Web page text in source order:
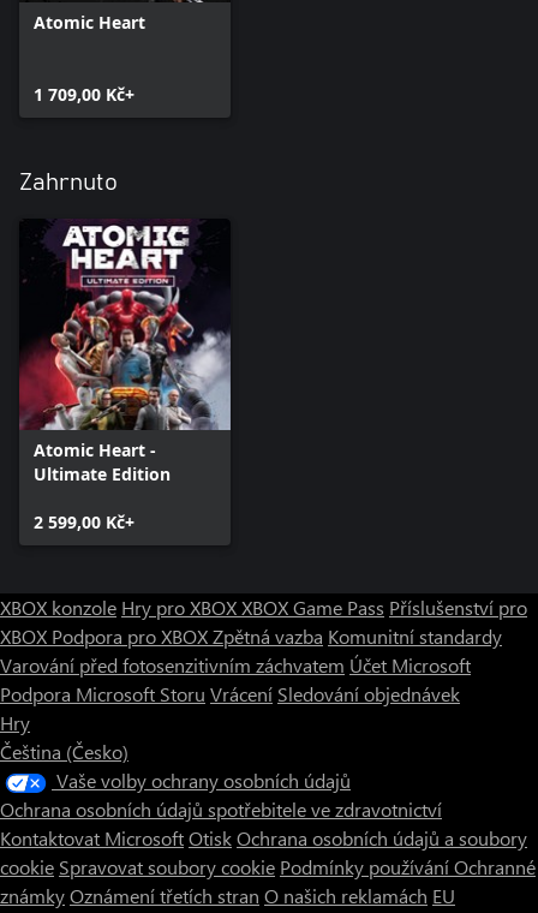
Atomic Heart
1 709,00 Kč+
Zahrnuto
Atomic Heart -
Ultimate Edition
2 599,00 Kč+
XBOX konzole Hry pro XBOXXBOX Game Pass Příslušenství pro
XBOX Podpora pro XBOXZpětná vazba Komunitní standardy
Varování před fotosenzitivním záchvatem Účet Microsoft
Podpora Microsoft Storu Vrácení Sledování objednávek
Hry
Čeština (Česko)
Vaše volby ochrany osobních údajů
Ochrana osobních údajů spotřebitele ve zdravotnictví
Kontaktovat MicrosoftOtiskOchrana osobních údajů a soubory
cookie Spravovat soubory cookie Podmínky používáníOchranné
známkyOznámení třetích stran O našich reklamách EU